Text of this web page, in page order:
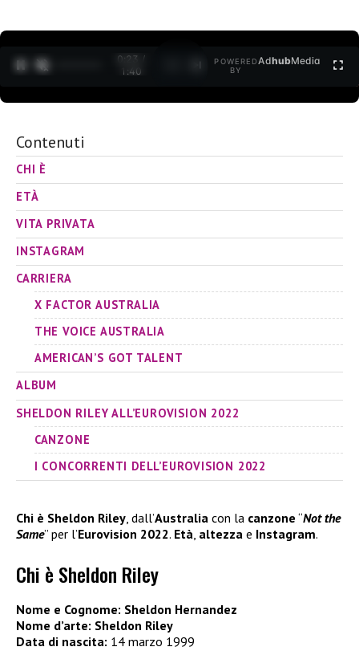
0:24 /
1:40
POWERED
BY
AdhubMedia
Contenuti
CHI È
ETÀ
VITA PRIVATA
INSTAGRAM
CARRIERA
X FACTOR AUSTRALIA
THE VOICE AUSTRALIA
AMERICAN’S GOT TALENT
ALBUM
SHELDON RILEY ALL’EUROVISION 2022
CANZONE
I CONCORRENTI DELL’EUROVISION 2022
Chi è Sheldon Riley , dall’Australia con la canzone “Not the
Same” per l’Eurovision 2022. Età altezza e Instagram.
Chi è Sheldon Riley
Nome e Cognome: Sheldon Hernandez
Nome d’arte: Sheldon Riley
Data di nascita: 14 marzo 1999